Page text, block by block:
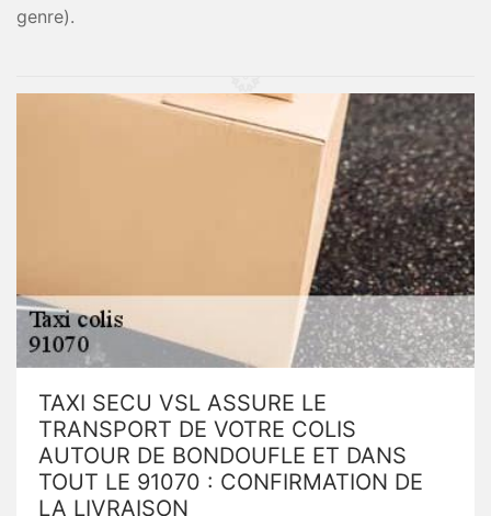
genre).
TAXI SECU VSL ASSURE LE
TRANSPORT DE VOTRE COLIS
AUTOUR DE BONDOUFLE ET DANS
TOUT LE 91070 : CONFIRMATION DE
LA LIVRAISON